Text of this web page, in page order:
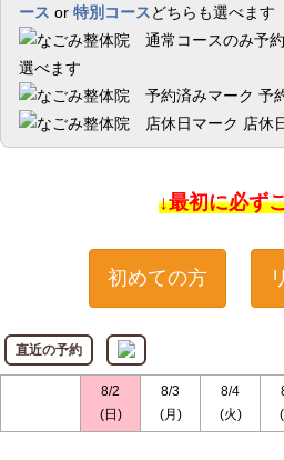
ース or 特別コースどちらも選べます
選べます
予
店休
↓最初に必ず
初めての方
直近の予約
8/2
(日)
8/3
(月)
8/4
(火)